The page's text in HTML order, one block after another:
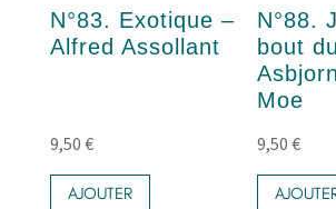
N°83. Exotique –
Alfred Assollant
9,50 €
AJOUTER
N°88.
bout
Moe
9,50€